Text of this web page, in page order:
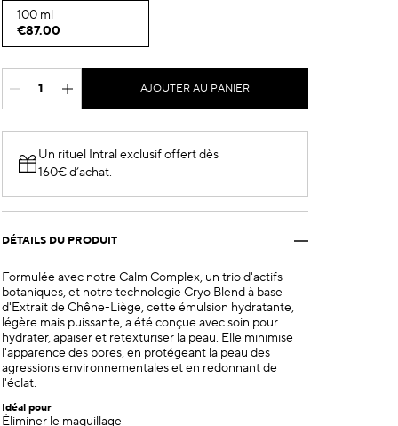
100 ml
€87.00
AJOUTER AU PANIER
Un rituel Intral exclusif offert dès
160€ d’achat.​
DÉTAILS DU PRODUIT
Formulée avec notre Calm Complex, un trio d'actifs
botaniques, et notre technologie Cryo Blend à base
d'Extrait de Chêne-Liège, cette émulsion hydratante,
légère mais puissante, a été conçue avec soin pour
hydrater, apaiser et retexturiser la peau. Elle minimise
l'apparence des pores, en protégeant la peau des
agressions environnementales et en redonnant de
l'éclat.
Idéal pour
Éliminer le maquillage